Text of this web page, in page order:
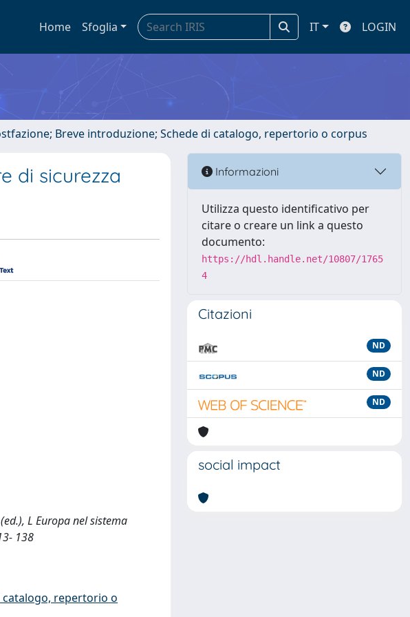
Home Sfoglia IT LOGIN
Breve introduzione; Schede di catalogo, repertorio o corpus
di sicurezza
L Europa nel sistema
138
catalogo, repertorio o
Informazioni
Utilizza questo identificativo per
citare o creare un link a questo
documento:
https://hdl.handle.net/10807/1765
4
Citazioni
ND
ND
ND
social impact